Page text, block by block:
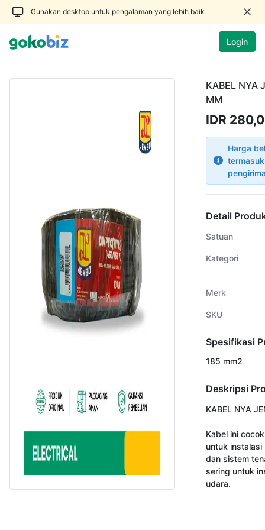
Gunakan desktop untuk pengalaman yang lebih baik
Login
KABEL NYA
MM
IDR
Harga
Detail
Satuan
Kategori
Merk
SKU
Spesifikasi
185 mm2
Deskripsi
KABEL NYA
Kabel ini
untuk instalasi
dan sistem
sering untuk
udara.